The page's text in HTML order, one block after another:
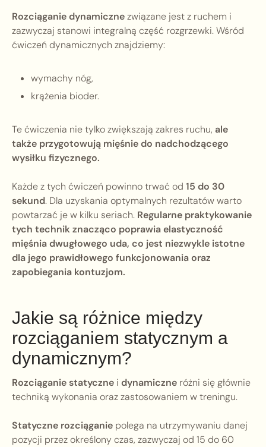
Rozciąganie dynamicznezwiązane jest z ruchem i
zazwyczaj stanowi integralną część rozgrzewki. Wśród
ćwiczeń dynamicznych znajdziemy:
wymachy nóg,
krążenia bioder.
Te ćwiczenia nie tylko zwiększają zakres ruchu, ale
także przygotowują mięśnie do nadchodzącego
wysiłku fizycznego.
Każde z tych ćwiczeń powinno trwać od 15 do 30
sekund. Dla uzyskania optymalnych rezultatów warto
powtarzać je w kilku seriach. Regularne praktykowanie
tych technik znacząco poprawia elastyczność
mięśnia dwugłowego uda, co jest niezwykle istotne
dla jego prawidłowego funkcjonowania oraz
zapobiegania kontuzjom.
Jakie są różnice między
rozciąganiem statycznym a
dynamicznym?
Rozciąganie statyczne i dynamiczne różni się głównie
techniką wykonania oraz zastosowaniem w treningu.
Statyczne rozciąganie polega na utrzymywaniu danej
pozycji przez określony czas, zazwyczaj od 15 do 60